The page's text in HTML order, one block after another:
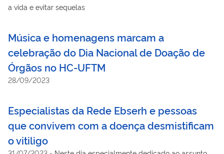
a vida e evitar sequelas
Música e homenagens marcam a
celebração do Dia Nacional de Doação de
Órgãos no HC-UFTM
28/09/2023
Especialistas da Rede Ebserh e pessoas
que convivem com a doença desmistificam
o vitiligo